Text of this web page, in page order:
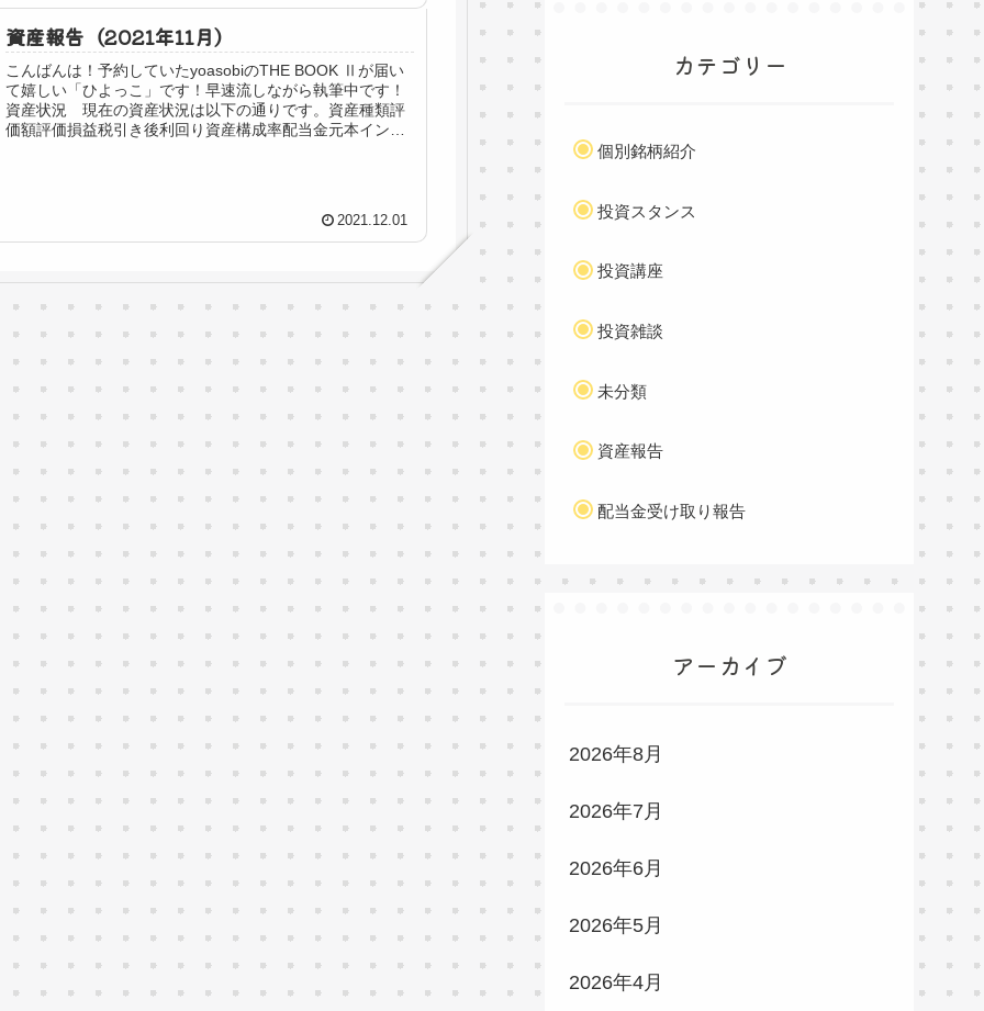
資産報告（2021年11月）
こんばんは！予約していたyoasobiのTHE BOOK Ⅱが届い
て嬉しい「ひよっこ」です！早速流しながら執筆中です！
資産状況 現在の資産状況は以下の通りです。資産種類評
価額評価損益税引き後利回り資産構成率配当金元本インカ
2021.12.01
カテゴリー
個別銘柄紹介
投資スタンス
投資講座
投資雑談
未分類
資産報告
配当金受け取り報告
アーカイブ
2026年8月
2026年7月
2026年6月
2026年5月
2026年4月